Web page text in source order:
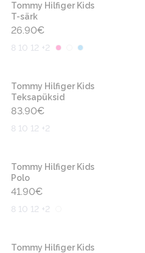
Tommy Hilfiger Kids
T-särk
26.90€
8 10 12 +2
Tommy Hilfiger Kids
Teksapüksid
83.90€
8 10 12 +2
Tommy Hilfiger Kids
Polo
41.90€
8 10 12 +2
Tommy Hilfiger Kids